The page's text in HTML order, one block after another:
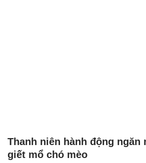
Thanh niên hành động ngăn
giết mổ chó mèo